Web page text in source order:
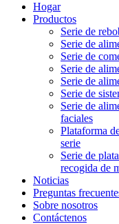
Hogar
Productos
Serie de
Serie de
Serie de
Serie de
Serie de
Serie de
Serie de
faciales
Plataforma
serie
Serie de
recogida de
Noticias
Preguntas
Sobre nosotros
Contáctenos